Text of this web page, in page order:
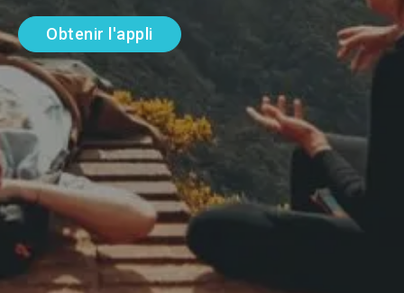
Obtenir l'appli